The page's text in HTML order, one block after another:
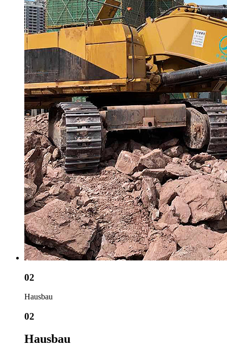
02
Hausbau
02
Hausbau